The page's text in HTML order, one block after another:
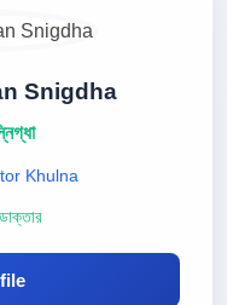
Snigdha
Khulna
ডাক্তার